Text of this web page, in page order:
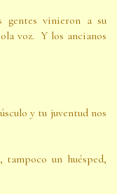
gentes vinieron a su
voz. Y los ancianos
y tu juventud nos
un huésped,